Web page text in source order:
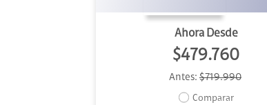
Ahora Desde
$479.760
Antes: $719.990
Comparar